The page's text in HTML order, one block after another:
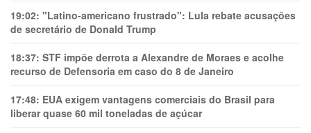
19:02: "Latino-americano frustrado": Lula rebate acusações
de secretário de Donald Trump
18:37: STF impõe derrota a Alexandre de Moraes e acolhe
recurso de Defensoria em caso do 8 de Janeiro
17:48: EUA exigem vantagens comerciais do Brasil para
liberar quase 60 mil toneladas de açúcar